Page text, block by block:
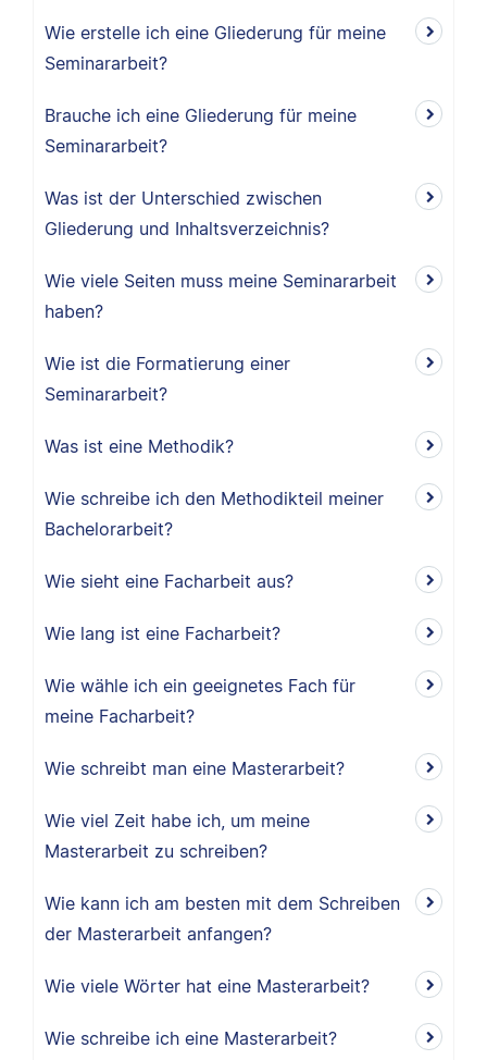
Wie erstelle ich eine Gliederung für meine
Seminararbeit?
Brauche ich eine Gliederung für meine
Seminararbeit?
Was ist der Unterschied zwischen
Gliederung und Inhaltsverzeichnis?
Wie viele Seiten muss meine Seminararbeit
haben?
Wie ist die Formatierung einer
Seminararbeit?
Was ist eine Methodik?
Wie schreibe ich den Methodikteil meiner
Bachelorarbeit?
Wie sieht eine Facharbeit aus?
Wie lang ist eine Facharbeit?
Wie wähle ich ein geeignetes Fach für
meine Facharbeit?
Wie schreibt man eine Masterarbeit?
Wie viel Zeit habe ich, um meine
Masterarbeit zu schreiben?
Wie kann ich am besten mit dem Schreiben
der Masterarbeit anfangen?
Wie viele Wörter hat eine Masterarbeit?
Wie schreibe ich eine Masterarbeit?